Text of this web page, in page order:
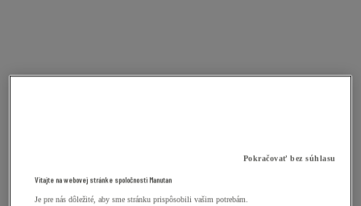
Pokračovať bez súhlasu
Vitajte na webovej stránke spoločnosti Manutan
Je pre nás dôležité, aby sme stránku prispôsobili vašim potrebám.